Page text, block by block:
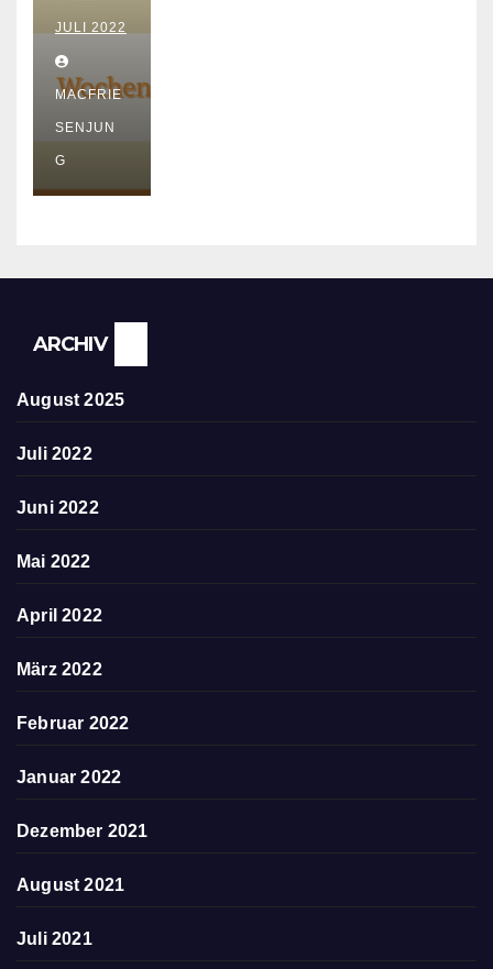
e
Ausz
eit –
Urlau
b
JULI 2022
MACFRIE
SENJUN
G
ARCHIV
August 2025
Juli 2022
Juni 2022
Mai 2022
April 2022
März 2022
Februar 2022
Januar 2022
Dezember 2021
August 2021
Juli 2021